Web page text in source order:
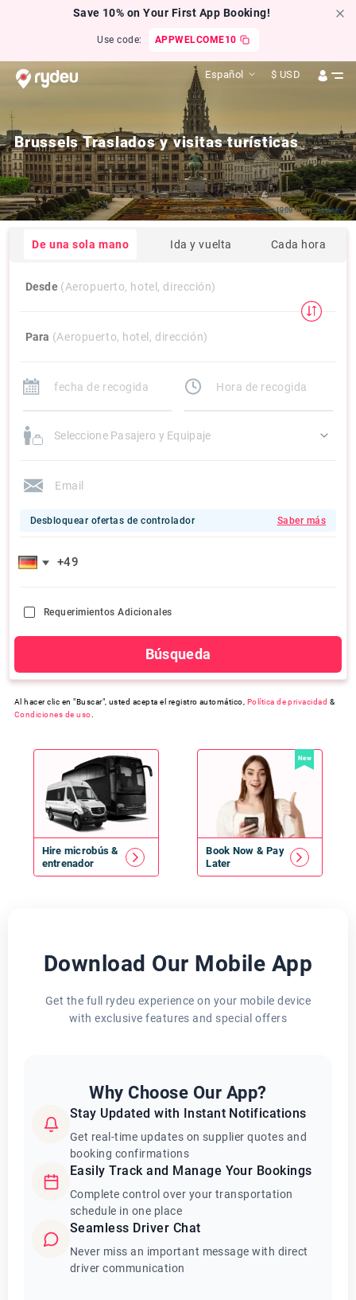
Save 10% on Your First App Booking!
Use code: APPWELCOME10
Español $ USD
Brussels Traslados y visitas turísticas
Click by Dimitrisvetsikas1969fromPixabay
De una sola mano Ida y vuelta Cada hora
Desde (Aeropuerto, hotel, dirección)
Para (Aeropuerto, hotel, dirección)
Seleccione Pasajero y Equipaje
Desbloquear ofertas de controlador Saber más
Requerimientos Adicionales
Búsqueda
Al hacer clic en "Buscar", usted acepta el registro automático, Política de privacidad &
Condiciones de uso
Hire microbús &
entrenador
New
Book Now & Pay
Later
Download Our Mobile App
Get the full rydeu experience on your mobile device
with exclusive features and special offers
Why Choose Our App?
Stay Updated with Instant Notifications
Get real-time updates on supplier quotes and
booking confirmations
Easily Track and Manage Your Bookings
Complete control over your transportation
schedule in one place
Seamless Driver Chat
Never miss an important message with direct
driver communication